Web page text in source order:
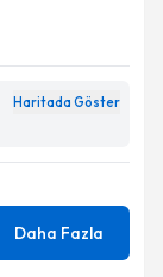
Haritada Göster
Daha Fazla